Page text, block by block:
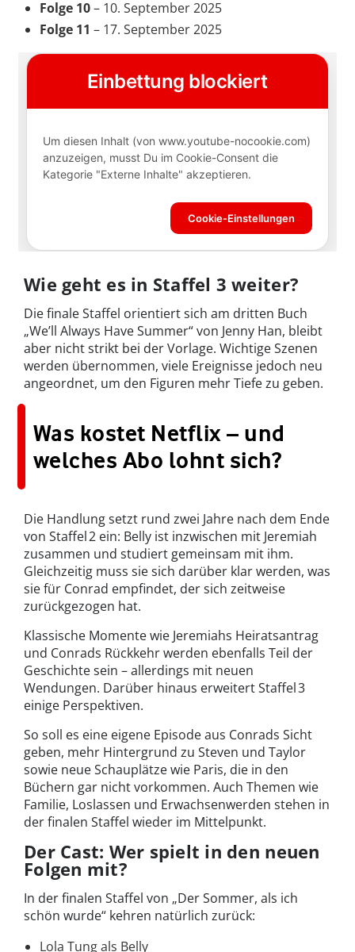
Folge 10– 10. September 2025
Folge 11 – 17. September 2025
Wie geht es in Staffel 3 weiter?
Die finale Staffel orientiert sich am dritten Buch
„We’ll Always Have Summer“ von Jenny Han, bleibt
aber nicht strikt bei der Vorlage. Wichtige Szenen
werden übernommen, viele Ereignisse jedoch neu
angeordnet, um den Figuren mehr Tiefe zu geben.
Was kostet Netflix – und
welches Abo lohnt sich?
Die Handlung setzt rund zwei Jahre nach dem Ende
von Staffel 2 ein: Belly ist inzwischen mit Jeremiah
zusammen und studiert gemeinsam mit ihm.
Gleichzeitig muss sie sich darüber klar werden, was
sie für Conrad empfindet, der sich zeitweise
zurückgezogen hat.
Klassische Momente wie Jeremiahs Heiratsantrag
und Conrads Rückkehr werden ebenfalls Teil der
Geschichte sein – allerdings mit neuen
Wendungen. Darüber hinaus erweitert Staffel 3
einige Perspektiven.
So soll es eine eigene Episode aus Conrads Sicht
geben, mehr Hintergrund zu Steven und Taylor
sowie neue Schauplätze wie Paris, die in den
Büchern gar nicht vorkommen. Auch Themen wie
Familie, Loslassen und Erwachsenwerden stehen in
der finalen Staffel wieder im Mittelpunkt.
Der Cast: Wer spielt in den neuen
Folgen mit?
In der finalen Staffel von „Der Sommer, als ich
schön wurde“ kehren natürlich zurück:
Lola Tung als Belly